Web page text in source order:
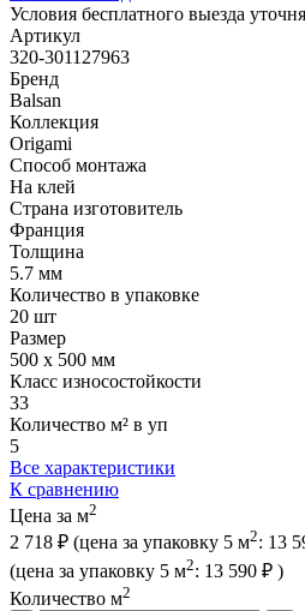
Условия бесплатного выезда
Артикул
320-301127963
Бренд
Balsan
Коллекция
Origami
Способ монтажа
На клей
Страна изготовитель
Франция
Толщина
5.7 мм
Количество в упаковке
20 шт
Размер
500 x 500 мм
Класс износостойкости
33
Количество м² в уп
5
Все характеристики
К сравнению
Цена за м2
2 718 ₽ (цена за упаковку 5 м2: 13
(цена за упаковку 5 м2: 13 590 ₽ )
Количество м2